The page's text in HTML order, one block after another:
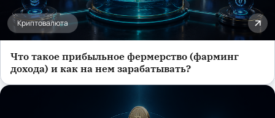
Криптовалюта
Что такое прибыльное фермерство (фарминг
дохода) и как на нем зарабатывать?